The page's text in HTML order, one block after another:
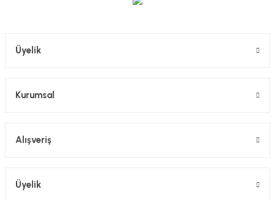
Üyelik
Kurumsal
Alışveriş
Üyelik